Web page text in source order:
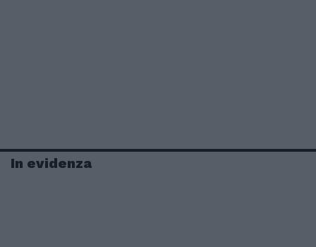
In evidenza